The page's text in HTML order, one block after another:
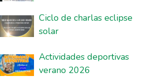
Ciclo de charlas eclipse
solar
Actividades deportivas
verano 2026